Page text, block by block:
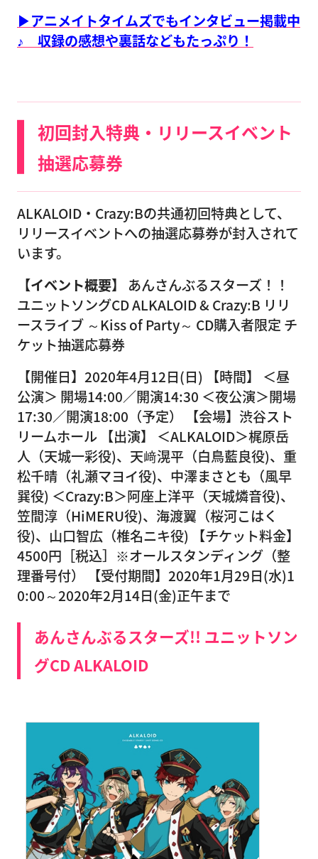
▶アニメイトタイムズでもインタビュー掲載中
♪ 収録の感想や裏話などもたっぷり！
初回封入特典・リリースイベント
抽選応募券
ALKALOID・Crazy:Bの共通初回特典として、
リリースイベントへの抽選応募券が封入されて
います。
【イベント概要】
あんさんぶるスターズ！！
ユニットソングCD ALKALOID & Crazy:B リリ
ースライブ ～Kiss of Party～ CD購入者限定 チ
ケット抽選応募券
【開催日】2020年4月12日(日) 【時間】 ＜昼
公演＞ 開場14:00／開演14:30 ＜夜公演＞開場
17:30／開演18:00（予定） 【会場】渋谷スト
リームホール 【出演】 ＜ALKALOID＞梶原岳
人（天城一彩役)、天﨑滉平（白鳥藍良役)、重
松千晴（礼瀬マヨイ役)、中澤まさとも（風早
巽役) ＜Crazy:B＞阿座上洋平（天城燐音役)、
笠間淳（HiMERU役)、海渡翼（桜河こはく
役)、山口智広（椎名ニキ役) 【チケット料金】
4500円［税込］※オールスタンディング（整
理番号付） 【受付期間】2020年1月29日(水)1
0:00～2020年2月14日(金)正午まで
あんさんぶるスターズ!! ユニットソン
グCD ALKALOID